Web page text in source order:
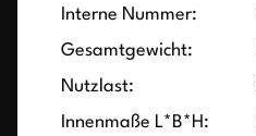
Interne Nummer:
Gesamtgewicht:
Nutzlast:
Innenmaße L*B*H: